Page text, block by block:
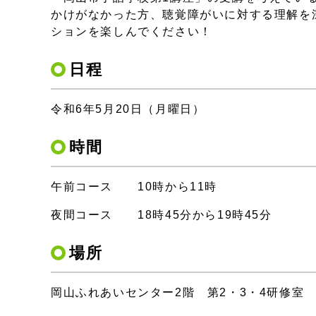
かけがなかった方、聴覚障がいに対する理解
ションを楽しんでください！
日程
令和6年5月20日（月曜日）
時間
午前コース 10時から11時
夜間コース 18時45分から19時45分
場所
岡山ふれあいセンター2階 第2・3・4研修室